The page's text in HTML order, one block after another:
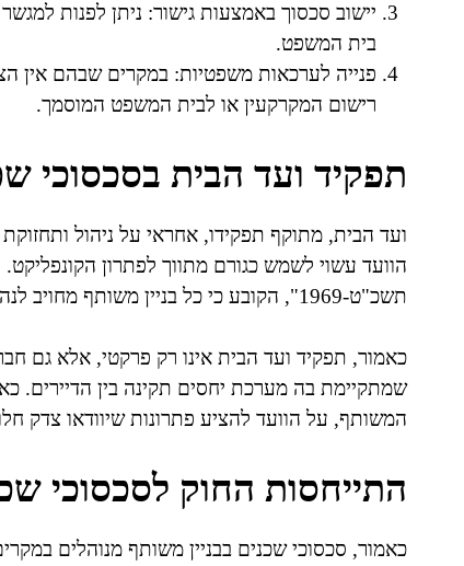
יישוב סכסוך באמצעות גישור: ניתן לפנות
בית המשפט.
פנייה לערכאות משפטיות: במקרים שבהם אין
רישום המקרקעין או לבית המשפט המוסמך.
תפקיד ועד הבית בסכסוכי
ועד הבית, מתוקף תפקידו, אחראי על ניהול
הוועד עשוי לשמש כגורם מתווך לפתרון
תשכ"ט-1969", הקובע כי כל בניין משותף מחויב לנהל ועד לטובת כלל הדיירים.
כאמור, תפקיד ועד הבית אינו רק פרקטי, אלא גם
שמתקיימת בה מערכת יחסים תקינה בין הדיירים.
המשותף, על הוועד להציע פתרונות שיוודאו צדק
התייחסות החוק לסכסוכי
כאמור, סכסוכי שכנים בבניין משותף מנוהלים